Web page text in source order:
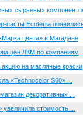
сырьевых
пасты Ecoterra
цвета» в Магадане
цен ЛКМ по компаниям
на масляные краски
«Technocolor S60» ...
декоративных ...
стоимость ...